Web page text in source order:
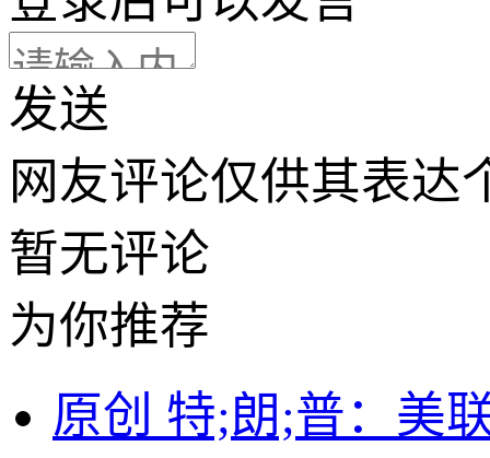
发送
网友评论仅供其表达
暂无评论
为你推荐
原创 特;朗;普：美